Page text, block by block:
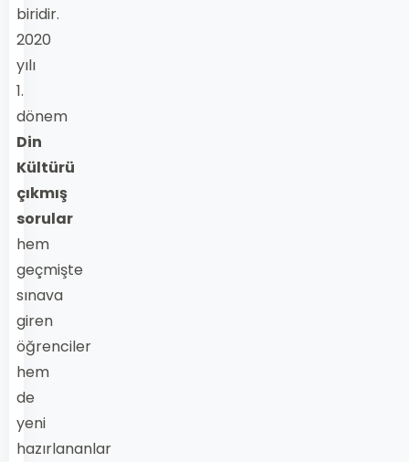
biridir.
2020
yılı
1.
dönem
Din
Kültürü
çıkmış
sorular
hem
geçmişte
sınava
giren
öğrenciler
hem
de
yeni
hazırlananlar